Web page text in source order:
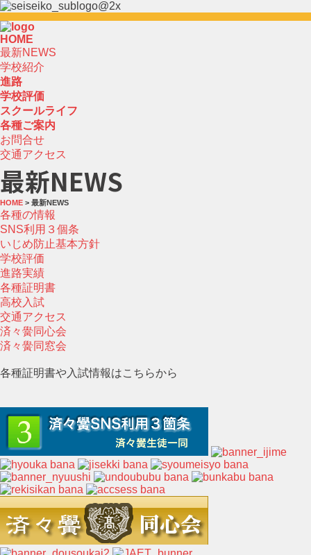
HOME
最新NEWS
学校紹介
進路
学校評価
スクールライフ
各種ご案内
お問合せ
交通アクセス
最新NEWS
HOME > 最新NEWS
各種の情報
SNS利用３個条
いじめ防止基本方針
学校評価
進路実績
各種証明書
高校入試
交通アクセス
済々黌同心会
済々黌同窓会
各種証明書や入試情報はこちらから